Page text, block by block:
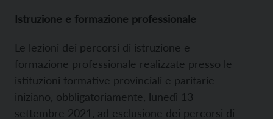
Istruzione e formazione professionale
Le lezioni dei percorsi di istruzione e
formazione professionale realizzate presso le
istituzioni formative provinciali e paritarie
iniziano, obbligatoriamente, lunedì 13
settembre 2021, ad esclusione dei percorsi di